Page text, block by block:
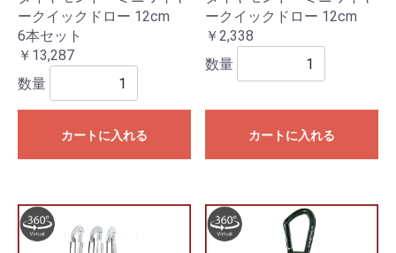
ークイックドロー 12cm
6本セット
￥13,287
数量
カートに入れる
ークイックドロー 12cm
￥2,338
数量
カートに入れる